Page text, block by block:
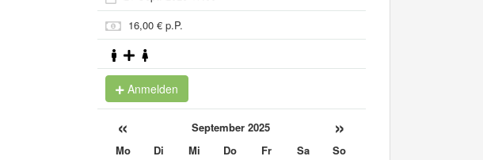
16,00 € p.P.
Anmelden
« September 2025 »
Mo Di Mi Do Fr Sa
So